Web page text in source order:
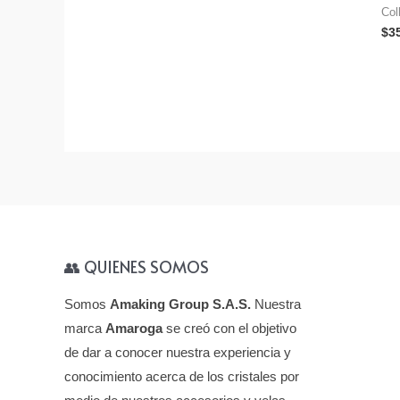
útil
$
👥 QUIENES SOMOS
Somos Amaking Group S.A.S. Nuestra
marca Amarogase creó con el objetivo
de dar a conocer nuestra experiencia y
conocimiento acerca de los cristales por